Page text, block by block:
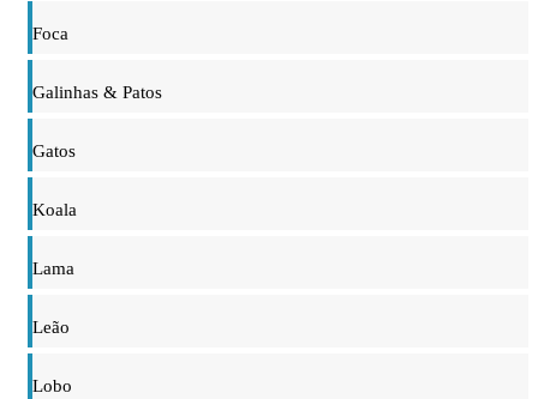
Foca
Galinhas & Patos
Gatos
Koala
Lama
Leão
Lobo